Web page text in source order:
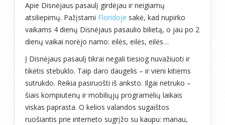
Apie Disnėjaus pasaulį girdėjau ir neigiamų
atsiliepimų. Pažįstami Floridoje sakė, kad nupirko
vaikams 4 dienų Disnėjaus pasaulio bilietą, o jau po 2
dienų vaikai norėjo namo: eilės, eilės, eilės…
Į Disnėjaus pasaulį tikrai negali tiesiog nuvažiuoti ir
tikėtis stebuklo. Taip daro daugelis – ir vieni kitiems
sutrukdo. Reikia pasiruošti iš anksto. Ilgai netruko –
šiais kompiuterių ir mobiliųjų programėlių laikais
viskas paprasta. O kelios valandos sugaištos
ruošiantis prie interneto sugrįžo su kaupu: manau,